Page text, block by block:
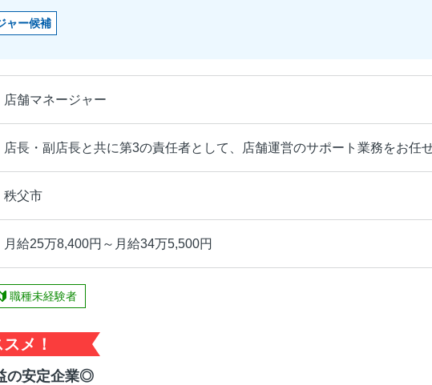
ャー候補
店舗マネージャー
店長・副店長と共に第3の責任者として、店舗運営のサポート業務をお任
秩父市
月給25万8,400円～月給34万5,500円
職種未経験者
メ！
の安定企業◎